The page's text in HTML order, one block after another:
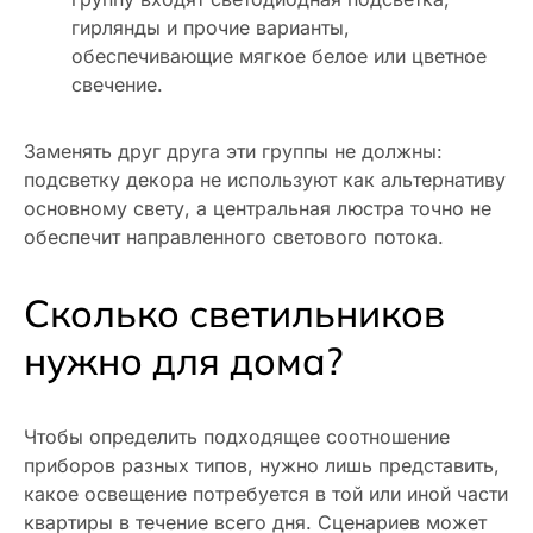
гирлянды и прочие варианты,
обеспечивающие мягкое белое или цветное
свечение.
Заменять друг друга эти группы не должны:
подсветку декора не используют как альтернативу
основному свету, а центральная люстра точно не
обеспечит направленного светового потока.
Сколько светильников
нужно для дома?
Чтобы определить подходящее соотношение
приборов разных типов, нужно лишь представить,
какое освещение потребуется в той или иной части
квартиры в течение всего дня. Сценариев может